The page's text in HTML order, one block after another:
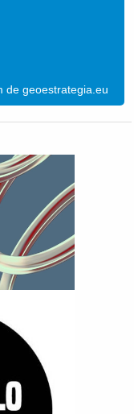
de geoestrategia.eu